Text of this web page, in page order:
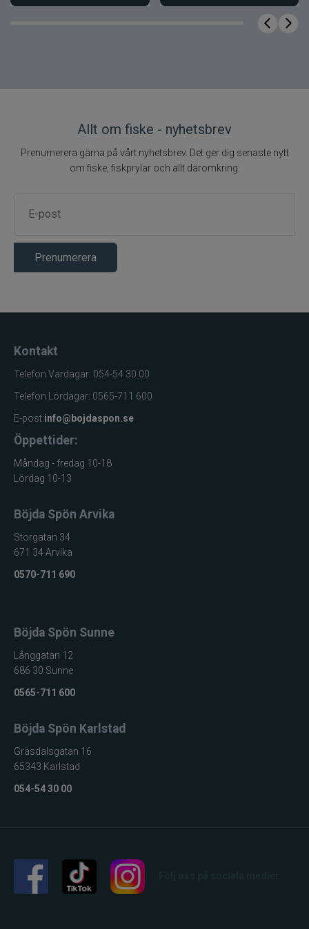
Allt om fiske - nyhetsbrev
Prenumerera gärna på vårt nyhetsbrev. Det ger dig senaste nytt
om fiske, fiskprylar och allt däromkring.
Prenumerera
Kontakt
Telefon Vardagar: 054-54 30 00
Telefon Lördagar: 0565-711 600
E-post:info@bojdaspon.se
Öppettider:
Måndag - fredag 10-18
Lördag 10-13
Böjda Spön Arvika
Storgatan 34
671 34 Arvika
0570-711 690
Böjda Spön Sunne
Långgatan 12
686 30 Sunne
0565-711 600
Böjda Spön Karlstad
Gräsdalsgatan 16
65343 Karlstad
054-54 30 00